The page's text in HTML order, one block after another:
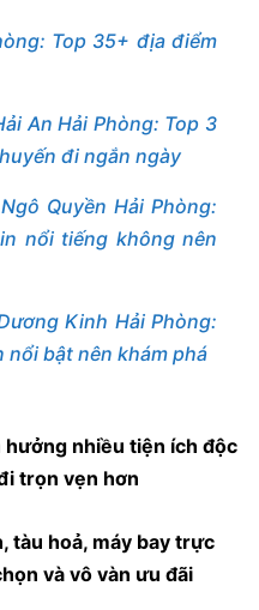
Top 35+ địa điểm
An Hải Phòng: Top 3
đi ngắn ngày
Quyền Hải Phòng:
nổi tiếng không nên
Kinh Hải Phòng:
nổi bật nên khám phá
hưởng nhiều tiện ích độc
trọn vẹn hơn
tàu hoả, máy bay trực
và vô vàn ưu đãi